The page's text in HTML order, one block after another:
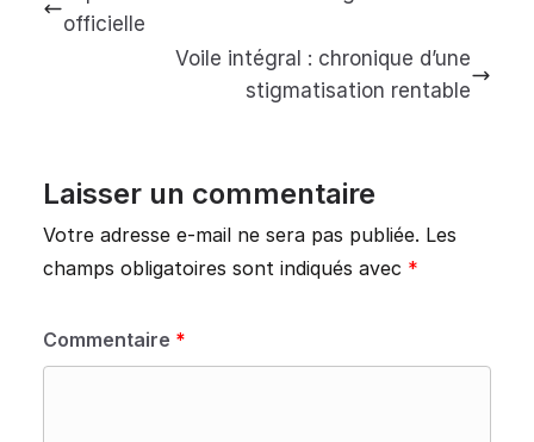
officielle
Voile intégral : chronique d’une
stigmatisation rentable
Laisser un commentaire
Votre adresse e-mail ne sera pas publiée. Les
champs obligatoires sont indiqués avec *
Commentaire *